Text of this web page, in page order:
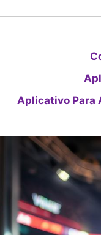
Aplicativo Para